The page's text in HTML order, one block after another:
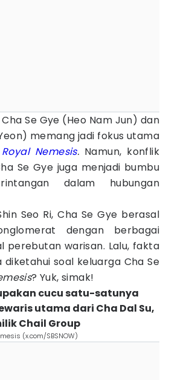
Se Gye (Heo Nam Jun) dan
memang jadi fokus utama
Nemesis. Namun, konflik
Se Gye juga menjadi bumbu
dalam hubungan
Seo Ri, Cha Se Gye berasal
dengan berbagai
perebutan warisan. Lalu, fakta
diketahui soal keluarga Cha Se
? Yuk, simak!
cucu satu-satunya
utama dari Cha Dal Su,
Chail Group
(x.com/SBSNOW)